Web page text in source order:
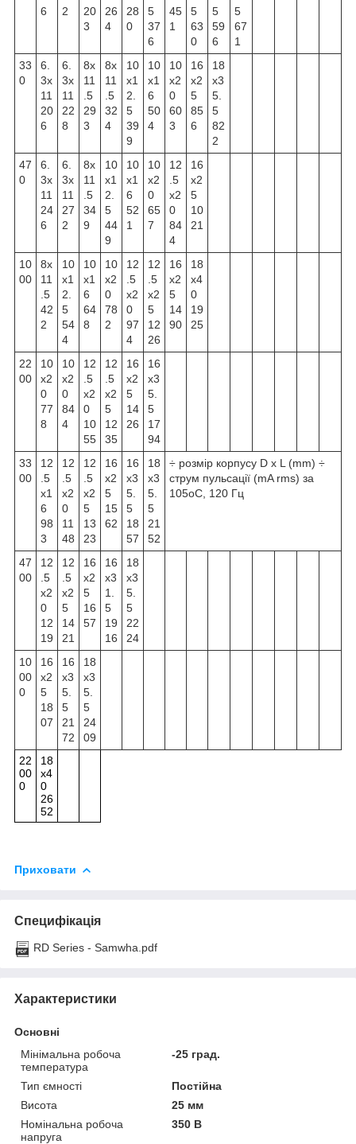
6
2
20
3
26
4
28
0
5
37
6
45
1
5
63
0
5
59
6
5
67
1
33
0
6.
3x
11
20
6
6.
3x
11
22
8
8x
11
.5
29
3
8x
11
.5
32
4
10
x1
2.
5
39
9
10
x1
6
50
4
10
x2
0
60
3
16
x2
5
85
6
18
x3
5.
5
82
2
47
0
6.
3x
11
24
6
6.
3x
11
27
2
8x
11
.5
34
9
10
x1
2.
5
44
9
10
x1
6
52
1
10
x2
0
65
7
12
.5
x2
0
84
4
16
x2
5
10
21
10
00
8x
11
.5
42
2
10
x1
2.
5
54
4
10
x1
6
64
8
10
x2
0
78
2
12
.5
x2
0
97
4
12
.5
x2
5
12
26
16
x2
5
14
90
18
x4
0
19
25
22
00
10
x2
0
77
8
10
x2
0
84
4
12
.5
x2
0
10
55
12
.5
x2
5
12
35
16
x2
5
14
26
16
x3
5.
5
17
94
33
00
12
.5
x1
6
98
3
12
.5
x2
0
11
48
12
.5
x2
5
13
23
16
x2
5
15
62
16
x3
5.
5
18
57
18
x3
5.
5
21
52
÷ розмір корпусу D x L (mm) ÷
струм пульсації (mA rms) за
105оС, 120 Гц
47
00
12
.5
x2
0
12
19
12
.5
x2
5
14
21
16
x2
5
16
57
16
x3
1.
5
19
16
18
x3
5.
5
22
24
10
00
0
16
x2
5
18
07
16
x3
5.
5
21
72
18
x3
5.
5
24
09
22
00
0
18
x4
0
26
52
Приховати
Специфікація
RD Series - Samwha.pdf
Характеристики
Основні
Мінімальна робоча
температура
-25 град.
Тип ємності
Постійна
Висота
25 мм
Номінальна робоча
напруга
350 В